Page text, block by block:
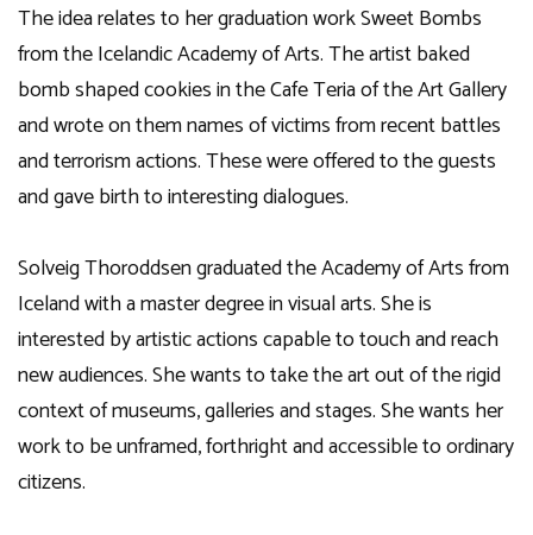
The idea relates to her graduation work Sweet Bombs
from the Icelandic Academy of Arts. The artist baked
bomb shaped cookies in the Cafe Teria of the Art Gallery
and wrote on them names of victims from recent battles
and terrorism actions. These were offered to the guests
and gave birth to interesting dialogues.
Solveig Thoroddsen graduated the Academy of Arts from
Iceland with a master degree in visual arts. She is
interested by artistic actions capable to touch and reach
new audiences. She wants to take the art out of the rigid
context of museums, galleries and stages. She wants her
work to be unframed, forthright and accessible to ordinary
citizens.